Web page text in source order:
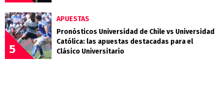
5
APUESTAS
Pronósticos Universidad de Chile vs Universidad
Católica: las apuestas destacadas para el
Clásico Universitario